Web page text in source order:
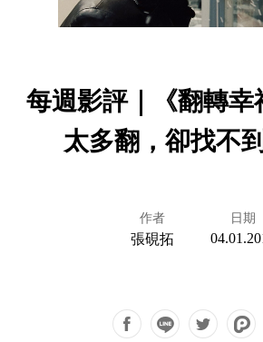
每週影評｜《翻轉幸
太多翻，卻找不
作者
張硯拓
日期